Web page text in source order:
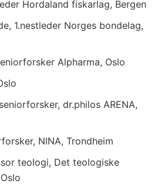
Hordaland fiskarlag, Bergen
1.nestleder Norges bondelag,
Alpharma, Oslo
dr.philos ARENA,
NINA, Trondheim
teologi, Det teologiske